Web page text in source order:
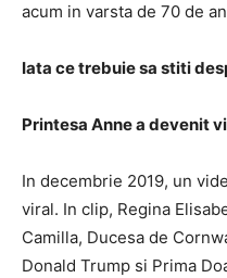
acum in varsta de 70 de
Iata ce trebuie sa stiti
Printesa Anne a devenit
In decembrie 2019, un
viral. In clip, Regina
Camilla, Ducesa de
Donald Trump si Prima